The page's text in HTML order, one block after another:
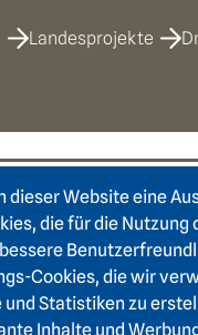
dieser Website eine
die für die
Cookies, die wir
Statistiken zu
Inhalte und
Landesprojekte
area